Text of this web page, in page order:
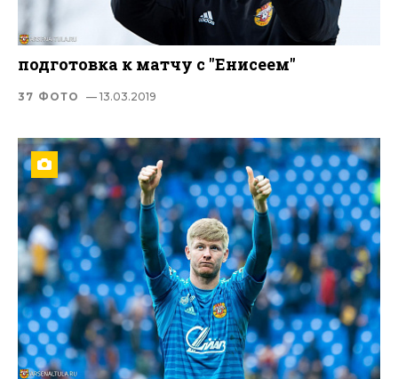
подготовка к матчу с "Енисеем"
37 ФОТО — 13.03.2019